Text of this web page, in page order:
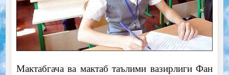
Мактабгача ва мактаб таълими вазирлиги Фан